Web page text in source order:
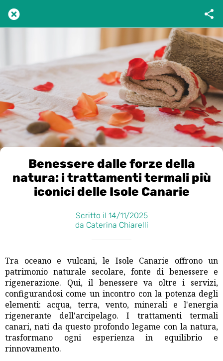
Benessere dalle forze della
natura: i trattamenti termali più
iconici delle Isole Canarie
Scritto il 14/11/2025
da Caterina Chiarelli
Tra oceano e vulcani, le Isole Canarie offrono un
patrimonio naturale secolare, fonte di benessere e
rigenerazione. Qui, il benessere va oltre i servizi,
configurandosi come un incontro con la potenza degli
elementi: acqua, terra, vento, minerali e l'energia
rigenerante dell'arcipelago. I trattamenti termali
canari, nati da questo profondo legame con la natura,
trasformano ogni esperienza in equilibrio e
rinnovamento.